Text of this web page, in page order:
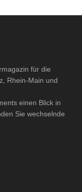
für die
Rhein-Main und
einen Blick in
Sie wechselnde